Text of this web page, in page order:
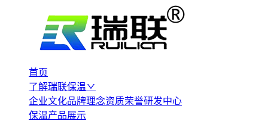
首页
了解瑞联保温
企业文化品牌理念资质荣誉研发中心
保温产品展示